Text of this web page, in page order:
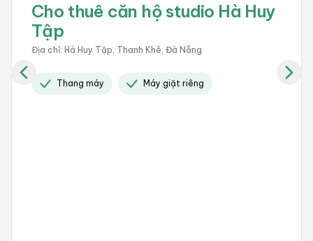
Cho thuê căn hộ studio Hà Huy
Tập
Địa chỉ: Hà Huy Tập, Thanh Khê, Đà Nẵng
Thang máy Máy giặt riêng